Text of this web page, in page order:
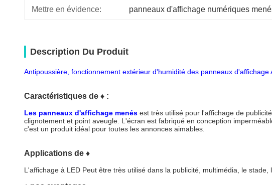
Mettre en évidence: panneaux d'affichage numériques
Description Du Produit
Antipoussière, fonctionnement extérieur d'humidité des panneaux
Caractéristiques de ♦ :
Les panneaux d'affichage menés est très utilisé pour l'affichage de
clignotement et point aveugle. L'écran est fabriqué en conception
c'est un produit idéal pour toutes les annonces aimables.
Applications de ♦
L'affichage à LED Peut être très utilisé dans la publicité, multimédia, le